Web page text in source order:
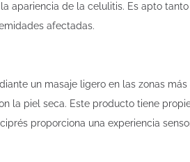
apariencia de la celulitis. Es apto
afectadas.
un masaje ligero en las zonas
la piel seca. Este producto tiene
proporciona una experiencia